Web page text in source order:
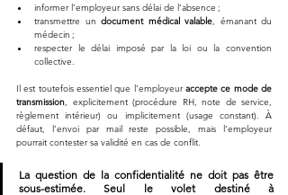
informer l’employeur sans délai de l’absence ;
transmettre un document médical valable, émanant du
médecin ;
respecter le délai imposé par la loi ou la convention
collective.
Il est toutefois essentiel que l’employeur accepte ce mode de
transmission, explicitement (procédure RH, note de service,
règlement intérieur) ou implicitement (usage constant). À
défaut, l’envoi par mail reste possible, mais l’employeur
pourrait contester sa validité en cas de conflit.
La question de la confidentialité ne doit pas être
sous-estimée. Seul le volet destiné à